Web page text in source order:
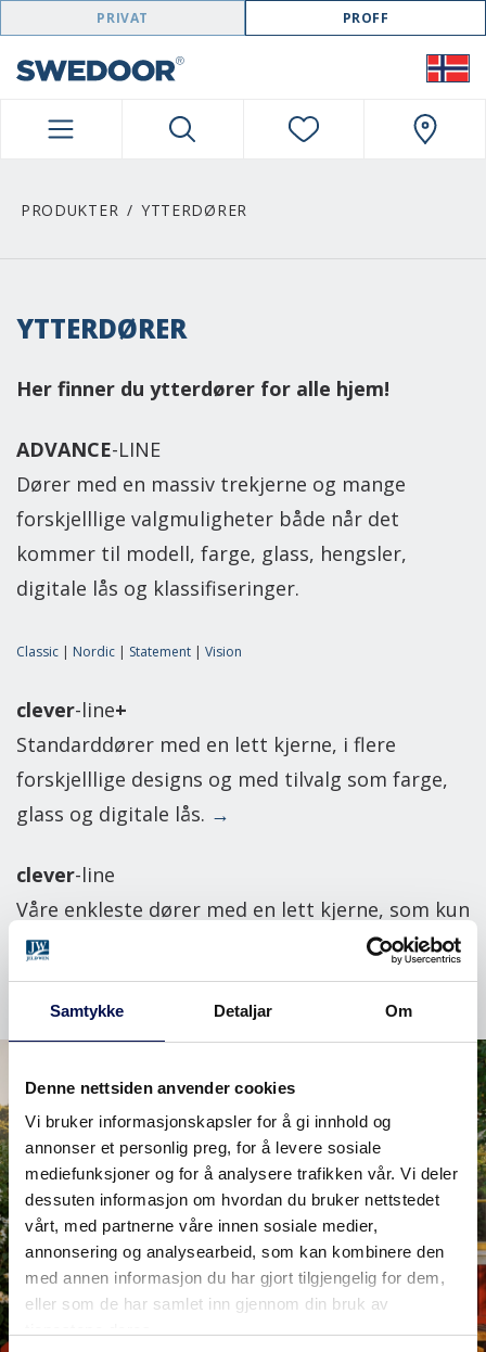
Samtykke Detaljar Om
Denne nettsiden anvender cookies
Vi bruker informasjonskapsler for å gi innhold og
annonser et personlig preg, for å levere sosiale
mediefunksjoner og for å analysere trafikken vår. Vi deler
dessuten informasjon om hvordan du bruker nettstedet
vårt, med partnerne våre innen sosiale medier,
annonsering og analysearbeid, som kan kombinere den
med annen informasjon du har gjort tilgjengelig for dem,
eller som de har samlet inn gjennom din bruk av
SWEDOOR NAVIGATION
PRIVAT PROFF
PRODUKTER YTTERDØRER
YTTERDØRER
Her finner du ytterdører for alle hjem!
ADVANCE-LINE
Dører med en massiv trekjerne og mange
forskjelllige valgmuligheter både når det
kommer til modell, farge, glass, hengsler,
digitale lås og klassifiseringer.
Classic | Nordic | Statement | Vision
clever-line+
Standarddører med en lett kjerne, i flere
forskjelllige designs og med tilvalg som farge,
glass og digitale lås. →
clever-line
Våre enkleste dører med en lett kjerne, som kun
fås i standard hvit samt uten andre tilvalg. →